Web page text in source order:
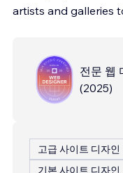
artists and galleries
전문 웹
(2025)
고급 사이트 디자인
기본 사이트 디자인